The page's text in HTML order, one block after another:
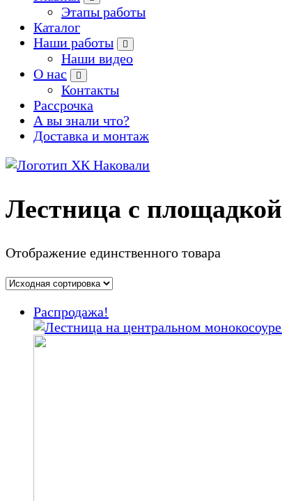
Этапы работы
Каталог
Наши работы
Наши видео
О нас
Контакты
Рассрочка
А вы знали что?
Доставка и монтаж
Лестница с площадкой
Отображение единственного товара
Распродажа!